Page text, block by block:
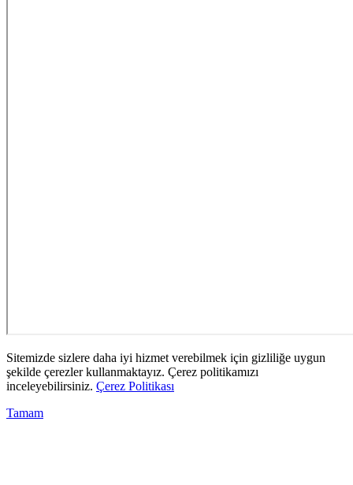
Sitemizde sizlere daha iyi hizmet verebilmek için gizliliğe uygun
şekilde çerezler kullanmaktayız. Çerez politikamızı
inceleyebilirsiniz. Çerez Politikası
Tamam